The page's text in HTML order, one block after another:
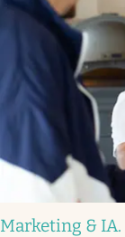
Marketing & IA.